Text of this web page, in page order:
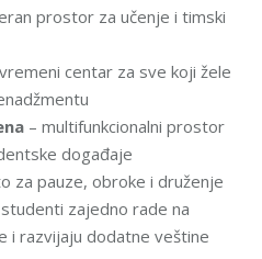
prostor za učenje i timski
centar za sve koji žele
– multifunkcionalni prostor
događaje
za pauze, obroke i druženje
zajedno rade na
i razvijaju dodatne veštine